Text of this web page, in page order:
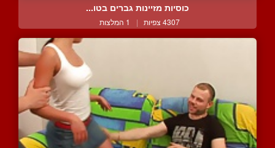
כוסיות מזיינות גברים בטו...
4307 צפיות | 1 המלצות